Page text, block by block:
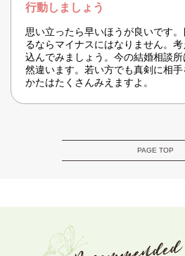
行動しましょう
思い立ったら早いほうが良いです
るならマイナスにはなりません。
込んでみましょう。今の結婚相談
然違います。若い方でも真剣に相
かたはたくさんみえますよ。
PAGE TOP